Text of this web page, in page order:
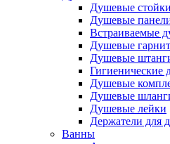
Душевые стойки
Душевые
Встраиваемые
Душевые
Душевые
Гигиенические
Душевые
Душевые
Душевые лейки
Держатели для
Ванны